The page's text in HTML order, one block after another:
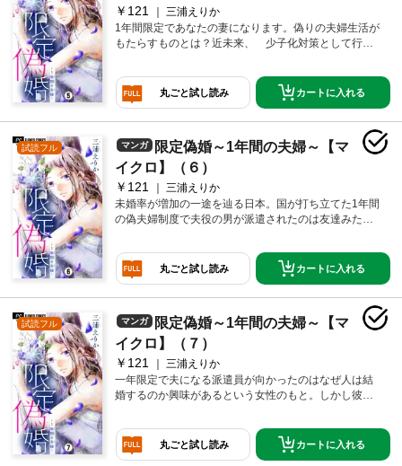
￥121
三浦えりか
1年間限定であなたの妻になります。偽りの夫婦生活が
もたらすものとは？近未来、 少子化対策として行わ
は・・・？からっぽな私を救いあげてくれたのは…？
注目の第5巻！
丸ごと試し読み カートに入れる
試読フル マンガ
限定偽婚～1年間の夫婦～【マ
イクロ】（６）
￥121
三浦えりか
未婚率が増加の一途を辿る日本。国が打ち立てた1年間
の偽夫婦制度で夫役の男が派遣されたのは友達みたい
ューに頼る彼女の依存症に気づいた男は、原因となる
彼女の過去を聞いたことで…？人気連載第2章開幕！
丸ごと試し読み カートに入れる
試読フル マンガ
限定偽婚～1年間の夫婦～【マ
イクロ】（７）
￥121
三浦えりか
一年限定で夫になる派遣員が向かったのはなぜ人は結
婚するのか興味があるという女性のもと。しかし彼
恋？自信がもてない女がひた隠す彼女の心の裏側にあ
るものとは！？
丸ごと試し読み カートに入れる